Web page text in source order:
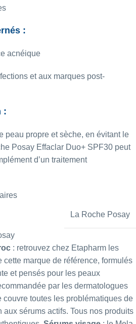
:
acnéique
et aux marques post-
:
peau propre et sèche, en évitant le
Posay Effaclar Duo+ SPF30 peut
d’un traitement
La Roche Posay
: retrouvez chez Etapharm les
marque de référence, formulés
et pensés pour les peaux
par les dermatologues
couvre toutes les problématiques de
aux sérums actifs. Tous nos produits